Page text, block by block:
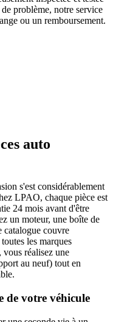
problème, notre service
ou un remboursement.
auto
s'est considérablement
LPAO, chaque pièce est
24 mois avant d'être
un moteur, une boîte de
catalogue couvre
les marques
réalisez une
au neuf) tout en
de votre véhicule